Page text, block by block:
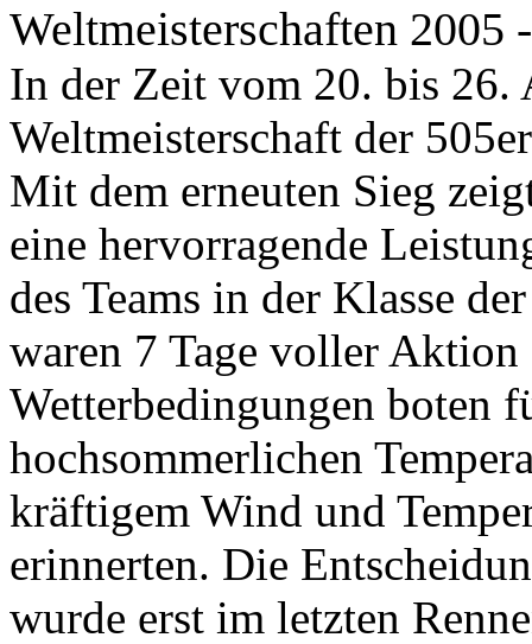
Weltmeisterschaften 2005
In der Zeit vom 20. bis 26.
Weltmeisterschaft der
Mit dem erneuten Sieg
eine hervorragende
des Teams in der Klasse
waren 7 Tage voller Aktion
Wetterbedingungen boten
hochsommerlichen
kräftigem Wind und
erinnerten. Die
wurde erst im letzten